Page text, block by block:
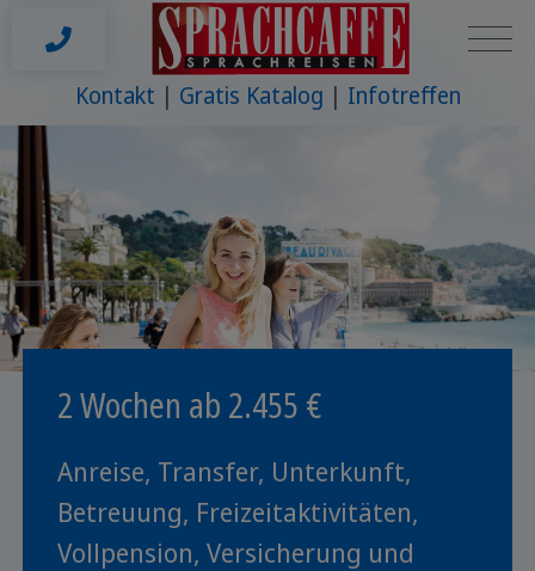
Kontakt Gratis Katalog Infotreffen
2 Wochen ab 2.455 €
Anreise, Transfer, Unterkunft,
Betreuung, Freizeitaktivitäten,
Vollpension, Versicherung und